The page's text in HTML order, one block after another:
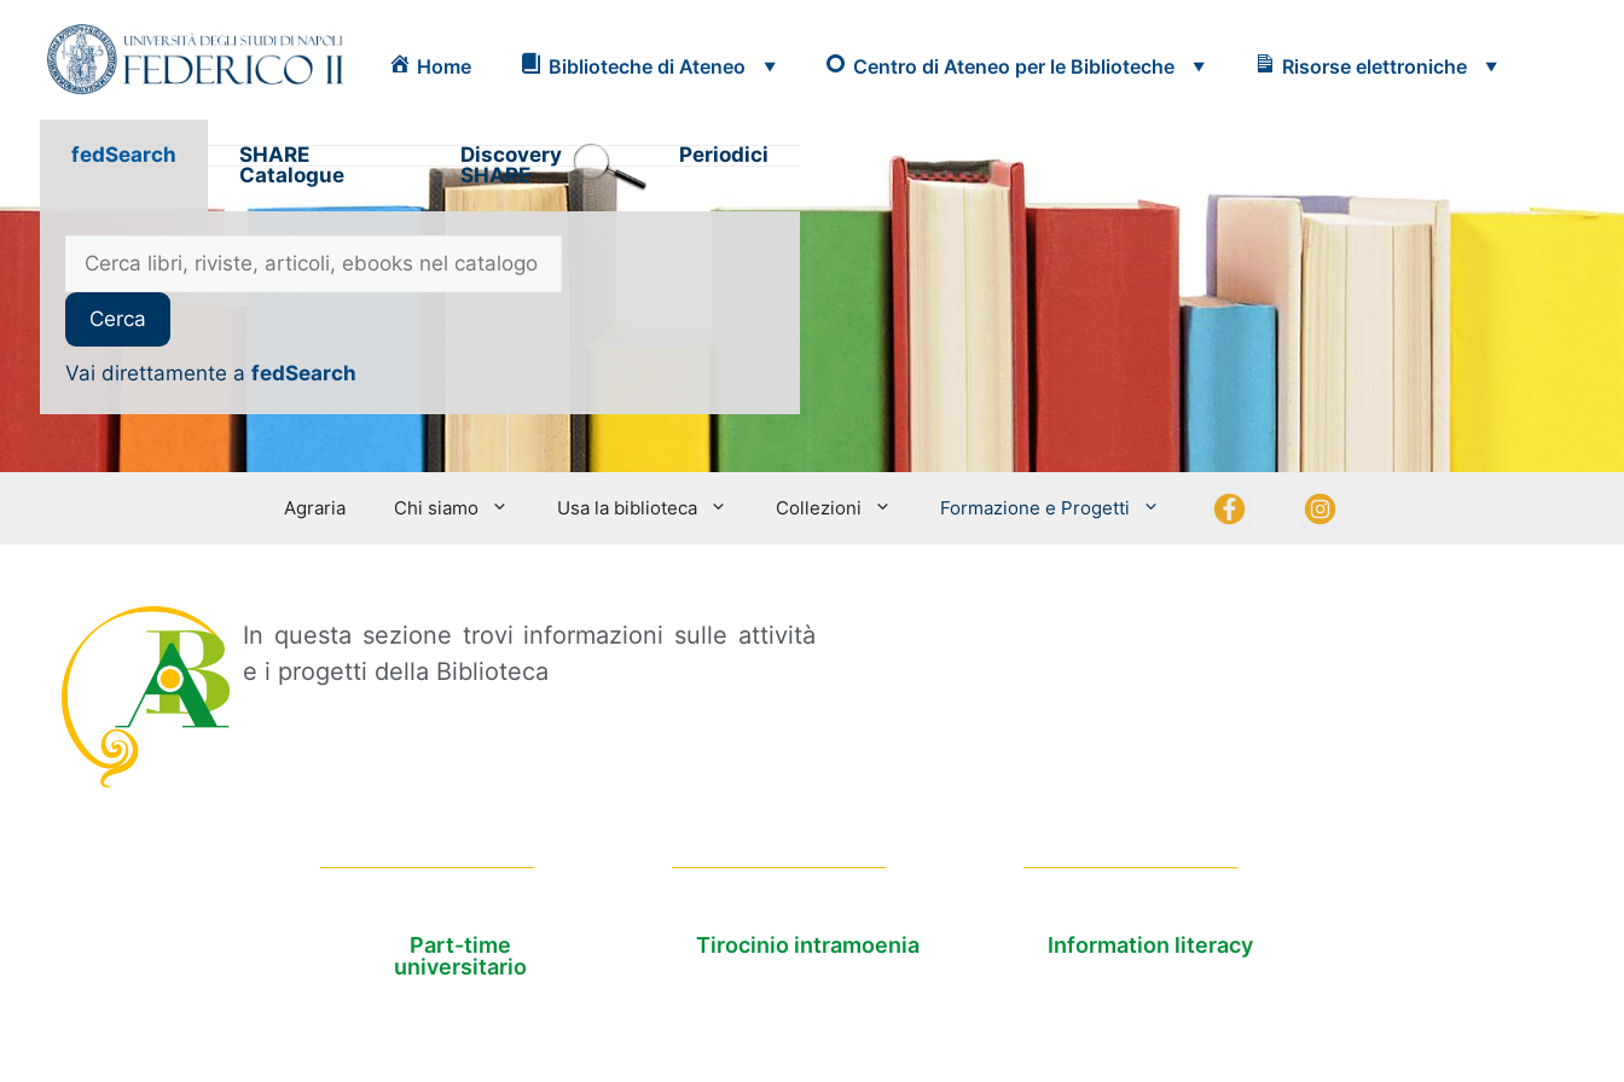
Home Biblioteche di Ateneo Centro di Ateneo per le Biblioteche Risorse elettroniche
fedSearch
SHARE
Catalogue
Discovery
SHARE
Periodici
Vai direttamente a fedSearch
Agraria Chi siamo Usa la biblioteca Collezioni Formazione e Progetti Facebook
In questa sezione trovi informazioni sulle attività
e i progetti della Biblioteca
Part-time
universitario
Tirocinio intramoenia Information literacy